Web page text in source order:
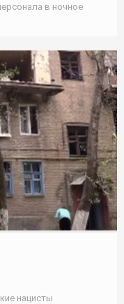
в ночное
нацисты